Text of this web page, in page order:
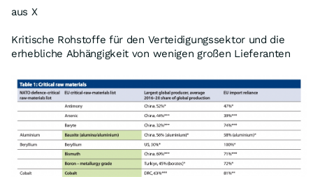
aus X
Kritische Rohstoffe für den Verteidigungssektor und die
erhebliche Abhängigkeit von wenigen großen Lieferanten